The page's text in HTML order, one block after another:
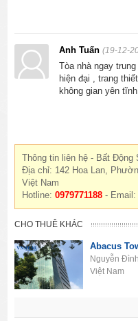
Anh Tuấn(19-12-
Tòa nhà ngay
hiện đại , trang
không gian yên
Thông tin liên hệ - Bất Động
Địa chỉ: 142 Hoa Lan,
Việt Nam
Hotline:0979771188 -
CHO THUÊ KHÁC
Abacus
Nguyễn
Việt Nam